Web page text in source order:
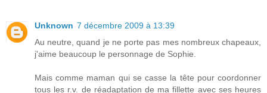
Unknown 7 décembre 2009 à 13:39
Au neutre, quand je ne porte pas mes nombreux chapeaux,
j'aime beaucoup le personnage de Sophie.
Mais comme maman qui se casse la tête pour coordonner
tous les r.v. de réadaptation de ma fillette avec ses heures